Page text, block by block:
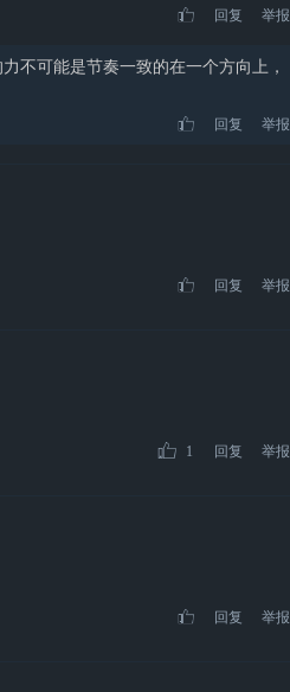
回复 举报
不可能是节奏一致的在一个方向上，
回复 举报
回复 举报
1 回复 举报
回复 举报